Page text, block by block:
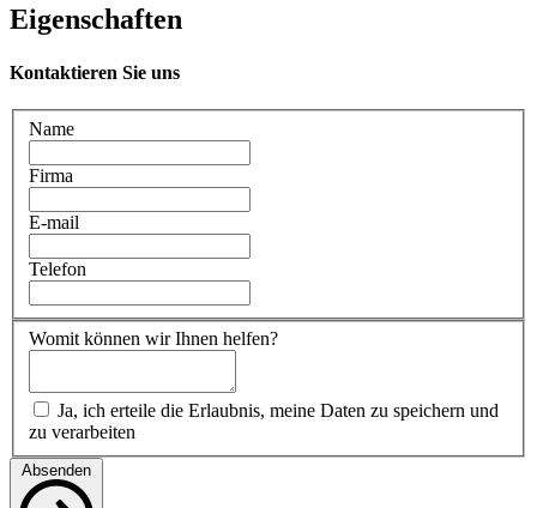
Eigenschaften
Kontaktieren Sie uns
Name
Firma
E-mail
Telefon
Womit können wir Ihnen helfen?
Ja, ich erteile die Erlaubnis, meine Daten zu speichern und
zu verarbeiten
Absenden